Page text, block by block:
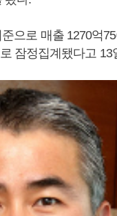
으로 매출 1270억
잠정집계됐다고 13